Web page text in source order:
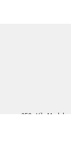
250 - Vila